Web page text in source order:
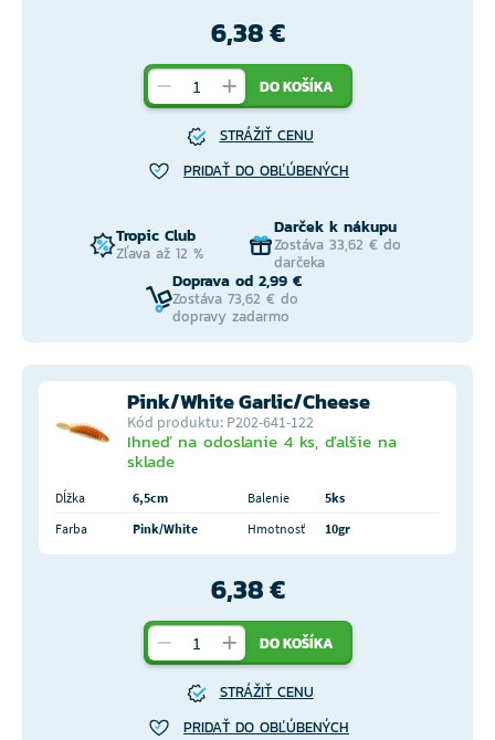
6,38 €
DO KOŠÍKA
STRÁŽIŤ CENU
PRIDAŤ DO OBĽÚBENÝCH
Tropic Club
Zľava až 12 %
Darček k nákupu
Zostáva 33,62 € do
darčeka
Doprava od 2,99 €
Zostáva 73,62 € do
dopravy zadarmo
Pink/White Garlic/Cheese
Kód produktu: P202-641-122
Ihneď na odoslanie 4 ks, ďalšie na
sklade
Dĺžka 6,5cm Balenie
5ks
Farba
Pink/White Hmotnosť 10gr
6,38 €
DO KOŠÍKA
STRÁŽIŤ CENU
PRIDAŤ DO OBĽÚBENÝCH